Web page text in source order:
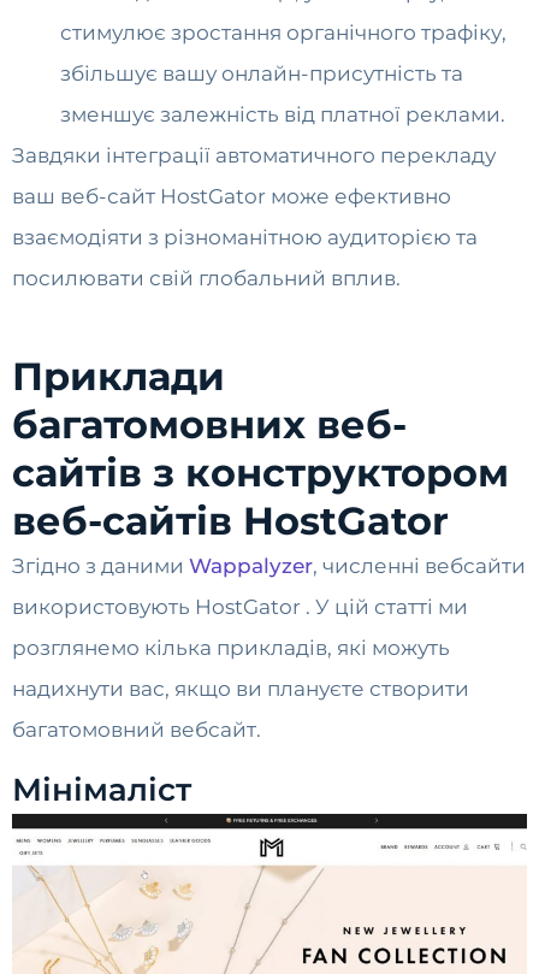
стимулює зростання органічного трафіку,
збільшує вашу онлайн-присутність та
зменшує залежність від платної реклами.
Завдяки інтеграції автоматичного перекладу
ваш веб-сайт HostGator може ефективно
взаємодіяти з різноманітною аудиторією та
посилювати свій глобальний вплив.
Приклади
багатомовних веб-
сайтів з конструктором
веб-сайтів HostGator
Згідно з даними Wappalyzer, численні вебсайти
використовують HostGator . У цій статті ми
розглянемо кілька прикладів, які можуть
надихнути вас, якщо ви плануєте створити
багатомовний вебсайт.
Мінімаліст